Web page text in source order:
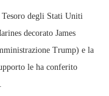
Tesoro degli Stati Uniti
decorato James
Trump) e la
le ha conferito